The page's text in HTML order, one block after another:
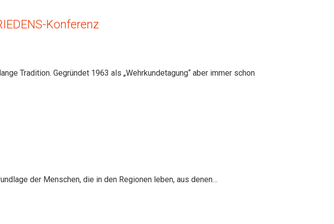
Konferenz
Tradition. Gegründet 1963 als „Wehrkundetagung“ aber immer schon
der Menschen, die in den Regionen leben, aus denen…